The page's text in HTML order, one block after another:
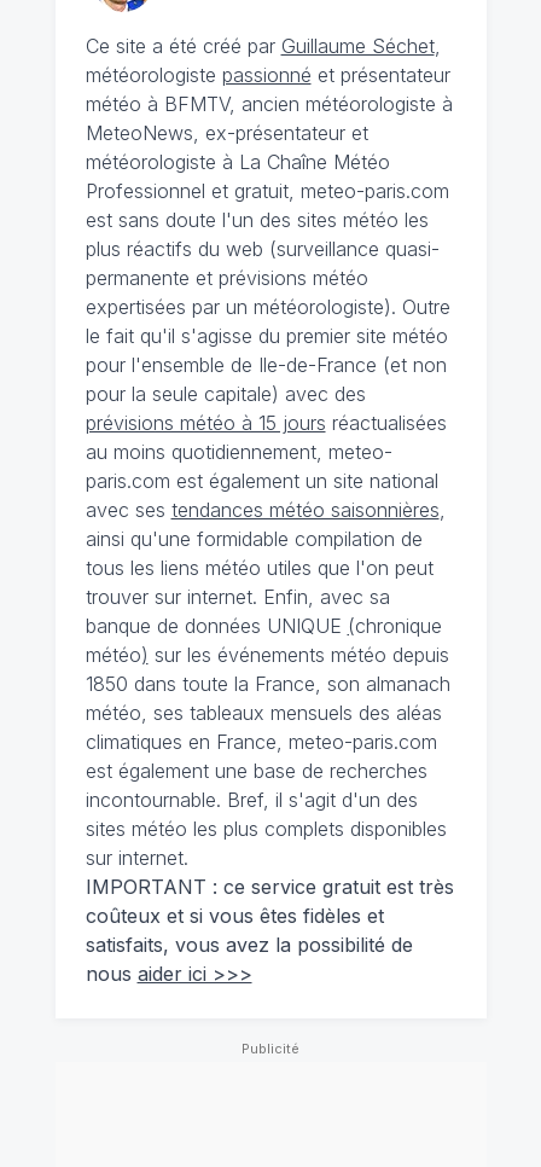
Ce site a été créé par Guillaume Séchet,
météorologiste passionné et présentateur
météo à BFMTV, ancien météorologiste à
MeteoNews, ex-présentateur et
météorologiste à La Chaîne Météo
Professionnel et gratuit, meteo-paris.com
est sans doute l'un des sites météo les
plus réactifs du web (surveillance quasi-
permanente et prévisions météo
expertisées par un météorologiste). Outre
le fait qu'il s'agisse du premier site météo
pour l'ensemble de Ile-de-France (et non
pour la seule capitale) avec des
prévisions météo à 15 jours réactualisées
au moins quotidiennement, meteo-
paris.com est également un site national
avec ses tendances météo saisonnières
ainsi qu'une formidable compilation de
tous les liens météo utiles que l'on peut
trouver sur internet. Enfin, avec sa
banque de données UNIQUE (chronique
météo) sur les événements météo depuis
1850 dans toute la France, son almanach
météo, ses tableaux mensuels des aléas
climatiques en France, meteo-paris.com
est également une base de recherches
incontournable. Bref, il s'agit d'un des
sites météo les plus complets disponibles
sur internet.
IMPORTANT : ce service gratuit est très
coûteux et si vous êtes fidèles et
satisfaits, vous avez la possibilité de
nous aider ici >>>